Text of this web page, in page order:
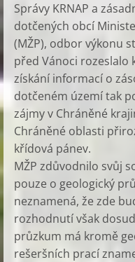
Správy KRNAP a
dotčených obcí
(MŽP), odbor výkonu
před Vánoci rozeslalo
získání informací o
dotčeném území tak
zájmy v Chráněné
Chráněné oblasti
křídová pánev.
MŽP zdůvodnilo svůj
pouze o geologický
neznamená, že zde
rozhodnutí však
průzkum má kromě
rešeršních prací